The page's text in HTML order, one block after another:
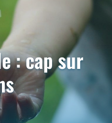
: cap sur